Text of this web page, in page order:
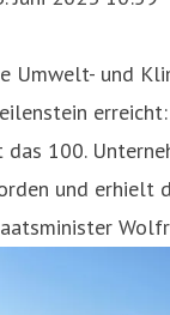
Umwelt- und
das 100.
und erhielt